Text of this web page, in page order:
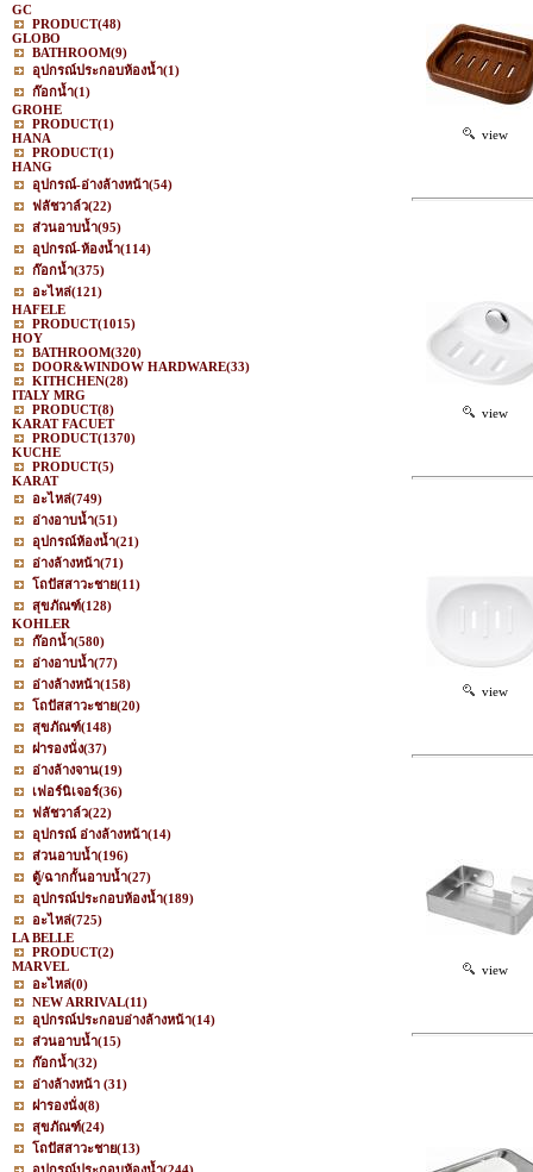
GC
PRODUCT(48)
GLOBO
BATHROOM(9)
อุปกรณ์ประกอบห้องน้ำ(1)
ก๊อกน้ำ(1)
GROHE
PRODUCT(1)
HANA
PRODUCT(1)
HANG
อุปกรณ์-อ่างล้างหน้า(54)
ฟลัชวาล์ว(22)
ส่วนอาบน้ำ(95)
อุปกรณ์-ห้องน้ำ(114)
ก๊อกน้ำ(375)
อะไหล่(121)
HAFELE
PRODUCT(1015)
HOY
BATHROOM(320)
DOOR&WINDOW HARDWARE(33)
KITHCHEN(28)
ITALY MRG
PRODUCT(8)
KARAT FACUET
PRODUCT(1370)
KUCHE
PRODUCT(5)
KARAT
อะไหล่(749)
อ่างอาบน้ำ(51)
อุปกรณ์ห้องน้ำ(21)
อ่างล้างหน้า(71)
โถปัสสาวะชาย(11)
สุขภัณฑ์(128)
KOHLER
ก๊อกน้ำ(580)
อ่างอาบน้ำ(77)
อ่างล้างหน้า(158)
โถปัสสาวะชาย(20)
สุขภัณฑ์(148)
ฝารองนั่ง(37)
อ่างล้างจาน(19)
เฟอร์นิเจอร์(36)
ฟลัชวาล์ว(22)
อุปกรณ์ อ่างล้างหน้า(14)
ส่วนอาบน้ำ(196)
ตู้/ฉากกั้นอาบน้ำ(27)
อุปกรณ์ประกอบห้องน้ำ(189)
อะไหล่(725)
LA BELLE
PRODUCT(2)
MARVEL
อะไหล่(0)
NEW ARRIVAL(11)
อุปกรณ์ประกอบอ่างล้างหน้า(14)
ส่วนอาบน้ำ(15)
ก๊อกน้ำ(32)
อ่างล้างหน้า (31)
ฝารองนั่ง(8)
สุขภัณฑ์(24)
โถปัสสาวะชาย(13)
view
view
view
view